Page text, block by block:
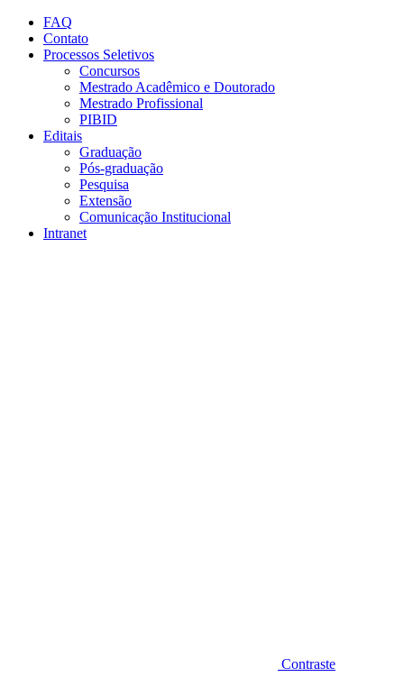
Conteúdo principal
FAQ
Contato
Processos Seletivos
Concursos
Mestrado Acadêmico e Doutorado
Mestrado Profissional
PIBID
Editais
Graduação
Pós-graduação
Pesquisa
Extensão
Comunicação Institucional
Intranet
Contraste